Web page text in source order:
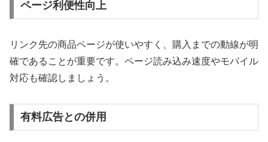
ページ利便性向上
リンク先の商品ページが使いやすく、購入までの動線が明
確であることが重要です。ページ読み込み速度やモバイル
対応も確認しましょう。
有料広告との併用